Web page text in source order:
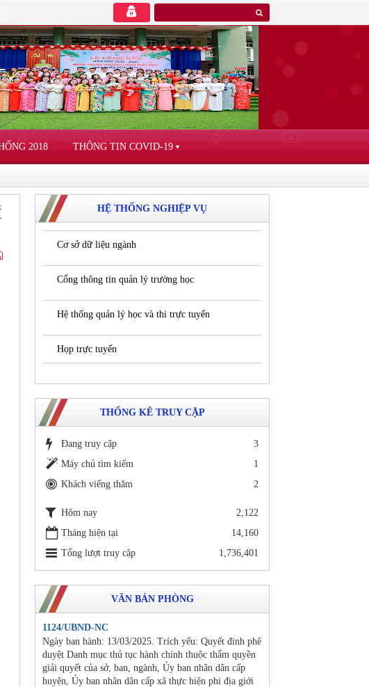
2018 THÔNG TIN COVID-19 ▼
HỆ THỐNG NGHIỆP VỤ
Cơ sở dữ liệu ngành
Cổng thông tin quản lý trường học
Hệ thống quản lý học và thi trực tuyến
Họp trực tuyến
THỐNG KÊ TRUY CẬP
Đang truy cập
3
Máy chủ tìm kiếm
1
Khách viếng thăm
2
Hôm nay
2,122
Tháng hiện tại
14,160
Tổng lượt truy cập
1,736,401
VĂN BẢN PHÒNG
1124/UBND-NC
Ngày ban hành: 13/03/2025. Trích yếu: Quyết đinh phê
duyệt Danh mục thủ tục hành chính thuộc thẩm quyền
giải quyết của sở, ban, ngành, Ủy ban nhân dân cấp
huyện, Ủy ban nhân dân cấp xã thực hiện phi địa giới